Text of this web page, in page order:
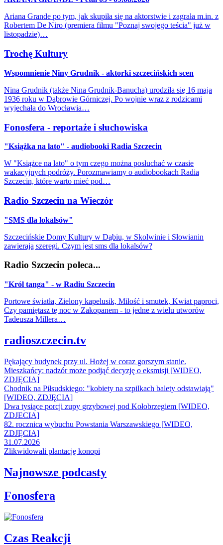
Ariana Grande po tym, jak skupiła się na aktorstwie i zagrała m.in. z
Robertem De Niro (premiera filmu "Poznaj swojego teścia" już w
listopadzie)…
Trochę Kultury
Wspomnienie Niny Grudnik - aktorki szczecińskich scen
Nina Grudnik (także Nina Grudnik-Banucha) urodziła się 16 maja
1936 roku w Dąbrowie Górniczej. Po wojnie wraz z rodzicami
wyjechała do Wrocławia…
Fonosfera - reportaże i słuchowiska
"Książka na lato" - audiobooki Radia Szczecin
W "Książce na lato" o tym czego można posłuchać w czasie
wakacyjnych podróży. Porozmawiamy o audiobookach Radia
Szczecin, które warto mieć pod…
Radio Szczecin na Wieczór
"SMS dla lokalsów"
Szczecińskie Domy Kultury w Dąbiu, w Skolwinie i Słowianin
zawierają szeregi. Czym jest sms dla lokalsów?
Radio Szczecin poleca...
"Król tanga" - w Radiu Szczecin
Portowe światła, Zielony kapelusik, Miłość i smutek, Kwiat paproci,
Czy pamiętasz tę noc w Zakopanem - to jedne z wielu utworów
Tadeusza Millera…
radioszczecin.tv
Pękający budynek przy ul. Hożej w coraz gorszym stanie.
Mieszkańcy: nadzór może podjąć decyzję o eksmisji [WIDEO,
ZDJĘCIA]
Chodnik na Piłsudskiego: "kobiety na szpilkach balety odstawiają"
[WIDEO, ZDJĘCIA]
Dwa tysiące porcji zupy grzybowej pod Kołobrzegiem [WIDEO,
ZDJECIA]
82. rocznica wybuchu Powstania Warszawskiego [WIDEO,
ZDJĘCIA]
31.07.2026
Zlikwidowali plantację konopi
Najnowsze podcasty
Fonosfera
Czas Reakcji